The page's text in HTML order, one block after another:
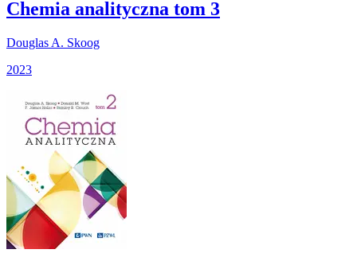
Chemia analityczna tom 3
Douglas A. Skoog
2023